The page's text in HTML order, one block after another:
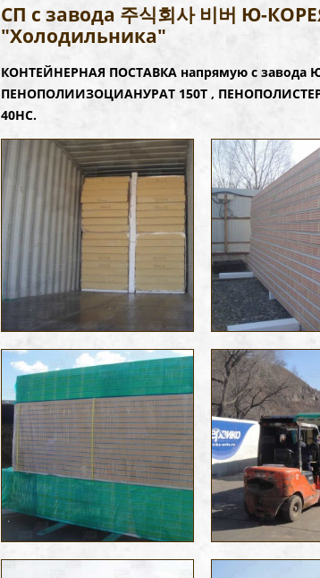
СП с завода 주식회사 비버 Ю-
"Холодильника"
КОНТЕЙНЕРНАЯ ПОСТАВКА напрямую с завода
ПЕНОПОЛИИЗОЦИАНУРАТ 150Т ,
40НС.